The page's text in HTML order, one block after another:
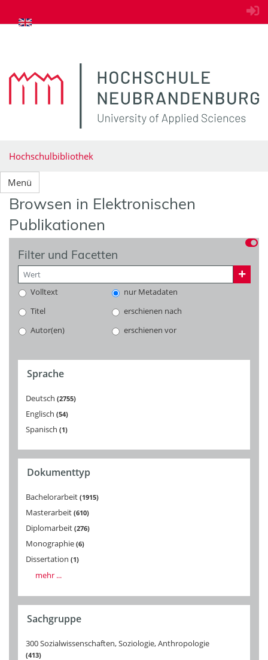
zum Inhalt springen
Hochschulbibliothek
Menü
Browsen in Elektronischen
Publikationen
Filter und Facetten
Volltext
nur Metadaten
Titel
erschienen nach
Autor(en)
erschienen vor
Sprache
Deutsch 2755
Englisch 54
Spanisch 1
Dokumenttyp
Bachelorarbeit 1915
Masterarbeit 610
Diplomarbeit 276
Monographie 6
Dissertation 1
mehr ...
Sachgruppe
300 Sozialwissenschaften, Soziologie, Anthropologie
413